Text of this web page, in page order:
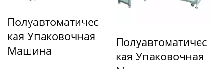
Полуавтоматичес
Кая Упаковочная
Машина
Полуавтоматичес
Кая Упаковочная